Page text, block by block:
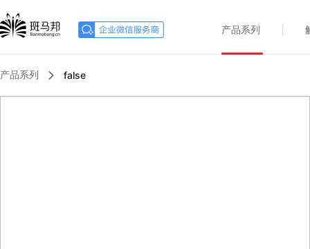
产品系列
产品系列 false